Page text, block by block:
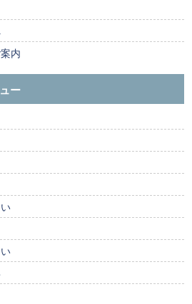
内
ー